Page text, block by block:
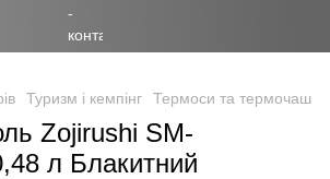
Туризм і кемпінг Термоси та термочашки
Zojirushi SM-
л Блакитний